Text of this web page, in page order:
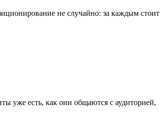
не случайно: за каждым стоит
уже есть, как они общаются с аудиторией,